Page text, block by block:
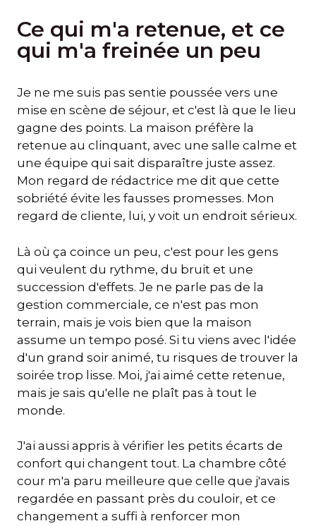
Ce qui m'a retenue, et ce
qui m'a freinée un peu
Je ne me suis pas sentie poussée vers une
mise en scène de séjour, et c'est là que le lieu
gagne des points. La maison préfère la
retenue au clinquant, avec une salle calme et
une équipe qui sait disparaître juste assez.
Mon regard de rédactrice me dit que cette
sobriété évite les fausses promesses. Mon
regard de cliente, lui, y voit un endroit sérieux.
Là où ça coince un peu, c'est pour les gens
qui veulent du rythme, du bruit et une
succession d'effets. Je ne parle pas de la
gestion commerciale, ce n'est pas mon
terrain, mais je vois bien que la maison
assume un tempo posé. Si tu viens avec l'idée
d'un grand soir animé, tu risques de trouver la
soirée trop lisse. Moi, j'ai aimé cette retenue,
mais je sais qu'elle ne plaît pas à tout le
monde.
J'ai aussi appris à vérifier les petits écarts de
confort qui changent tout. La chambre côté
cour m'a paru meilleure que celle que j'avais
regardée en passant près du couloir, et ce
changement a suffi à renforcer mon